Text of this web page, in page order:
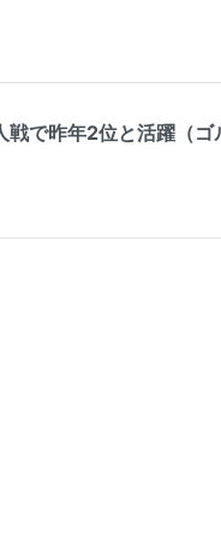
戦で昨年2位と活躍（